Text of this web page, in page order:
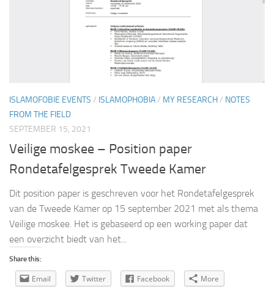
ISLAMOFOBIE EVENTS / ISLAMOPHOBIA/ MY RESEARCH/ NOTES
FROM THE FIELD
SEPTEMBER 15, 2021
Veilige moskee – Position paper
Rondetafelgesprek Tweede Kamer
Dit position paper is geschreven voor het Rondetafelgesprek
van de Tweede Kamer op 15 september 2021 met als thema
Veilige moskee. Het is gebaseerd op een working paper dat
een overzicht biedt van het...
Share this:
Email Twitter Facebook More